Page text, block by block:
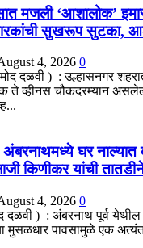
मजली ‘आशालोक’
सुखरूप सुटका,
4, 2026 0
दळवी ) : उल्हासनगर
ते व्हीनस चौकदरम्यान
अंबरनाथमध्ये घर
किणीकर यांची
4, 2026 0
दळवी ) : अंबरनाथ पूर्व
पावसामुळे एक अत्यंत